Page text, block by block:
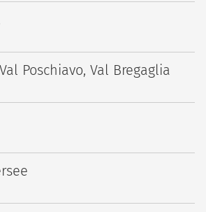
Poschiavo, Val Bregaglia